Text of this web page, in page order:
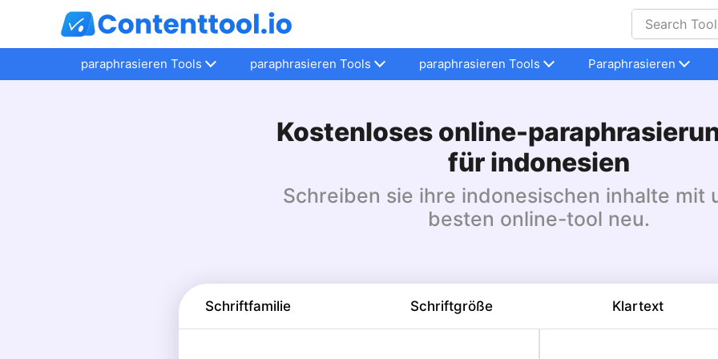
paraphrasieren Tools paraphrasieren Tools paraphrasieren Tools Paraphrasieren
Kostenloses online-
für indonesien
Schreiben sie ihre indonesischen inhalte mit
besten online-tool neu.
Schriftfamilie Schriftgröße Klartext